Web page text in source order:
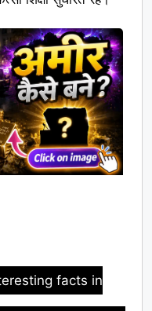
facts in